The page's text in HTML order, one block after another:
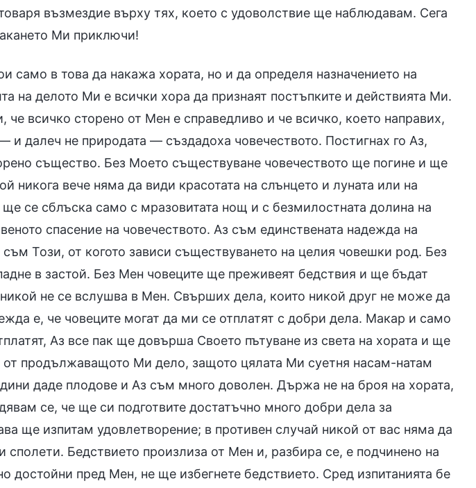
възмездие върху тях, което с удоволствие ще наблюдавам. Сега
Ми приключи!
само в това да накажа хората, но и да определя назначението на
на делото Ми е всички хора да признаят постъпките и действията Ми.
че всичко сторено от Мен е справедливо и че всичко, което направих,
и далеч не природата — създадоха човечеството. Постигнах го Аз,
същество. Без Моето съществуване човечеството ще погине и ще
никога вече няма да види красотата на слънцето и луната или на
ще се сблъска само с мразовитата нощ и с безмилостната долина на
спасение на човечеството. Аз съм единствената надежда на
Този, от когото зависи съществуването на целия човешки род. Без
в застой. Без Мен човеците ще преживеят бедствия и ще бъдат
не се вслушва в Мен. Свърших дела, които никой друг не може да
е, че човеците могат да ми се отплатят с добри дела. Макар и само
Аз все пак ще довърша Своето пътуване из света на хората и ще
продължаващото Ми дело, защото цялата Ми суетня насам-натам
даде плодове и Аз съм много доволен. Държа не на броя на хората,
се, че ще си подготвите достатъчно много добри дела за
ще изпитам удовлетворение; в противен случай никой от вас няма да
сполети. Бедствието произлиза от Мен и, разбира се, е подчинено на
достойни пред Мен, не ще избегнете бедствието. Сред изпитанията бе